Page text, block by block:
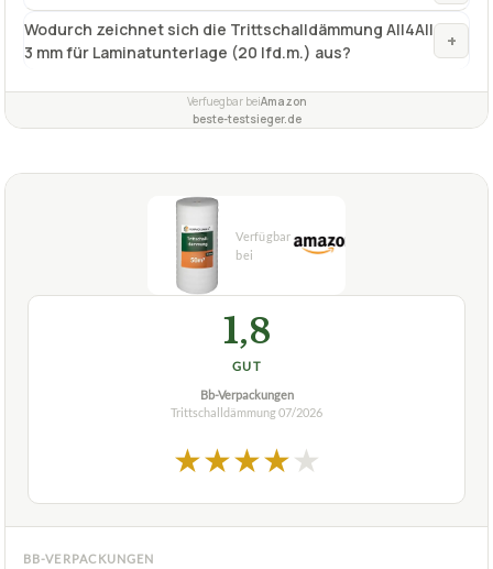
Wodurch zeichnet sich die Trittschalldämmung All4All
3 mm für Laminatunterlage (20 lfd.m.) aus?
+
Verfuegbar beiAmazon
beste-testsieger.de
1,8
GUT
Bb-Verpackungen
Trittschalldämmung07/2026
★★★★★
BB-VERPACKUNGEN